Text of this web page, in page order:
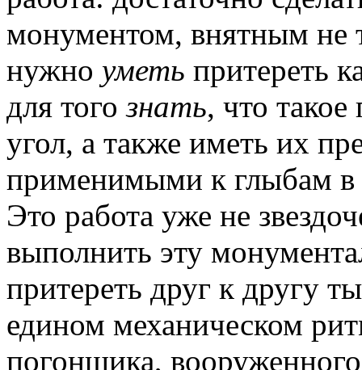
монументом, внятным не
нужно уметь притереть
для тогознать, что
угол, а также иметь их
применимыми к глыбам в
Это работа уже не
выполнить эту
притереть друг к другу
едином механическом
погонщика,